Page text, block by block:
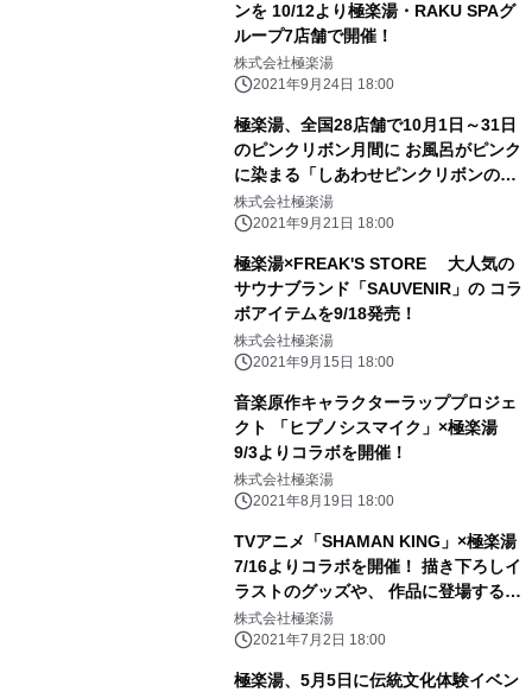
ンを 10/12より極楽湯・RAKU SPAグ
ループ7店舗で開催！
株式会社極楽湯
2021年9月24日 18:00
極楽湯、全国28店舗で10月1日～31日
のピンクリボン月間に お風呂がピンク
に染まる「しあわせピンクリボンの
湯」を順次開催
株式会社極楽湯
2021年9月21日 18:00
極楽湯×FREAK'S STORE 大人気の
サウナブランド「SAUVENIR」の コラ
ボアイテムを9/18発売！
株式会社極楽湯
2021年9月15日 18:00
音楽原作キャラクターラッププロジェ
クト 「ヒプノシスマイク」×極楽湯
9/3よりコラボを開催！
株式会社極楽湯
2021年8月19日 18:00
TVアニメ「SHAMAN KING」×極楽湯
7/16よりコラボを開催！ 描き下ろしイ
ラストのグッズや、 作品に登場する
「ふんばり温泉」をイメージしたコラ
ボ風呂も登場
株式会社極楽湯
2021年7月2日 18:00
極楽湯、5月5日に伝統文化体験イベン